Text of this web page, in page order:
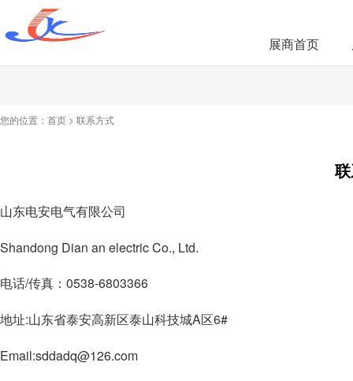
展商首页
您的位置： 首页 > 联系方式
山东电安电气有限公司
Shandong Dian an electric Co., Ltd.
电话/传真： 0538-6803366
地址:山东省泰安高新区泰山科技城A区6#
Email:sddadq@126.com